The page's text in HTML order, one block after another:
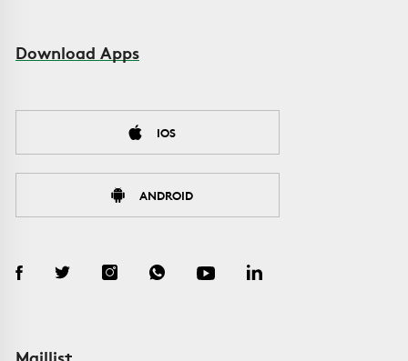
Download Apps
IOS
ANDROID